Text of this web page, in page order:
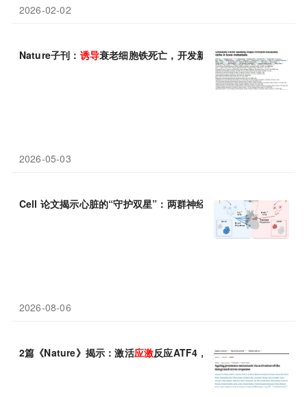
2026-02-02
Nature子刊： 诱导衰老细胞铁死亡，开发新型抗癌疗法
2026-05-03
Cell 论文揭示心脏的“守护双星”：两群神经细胞分工协作，应激
2026-08-06
2篇《Nature》揭示：激活应激反应ATF4，促转移、抑免疫